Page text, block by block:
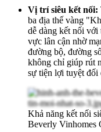
Vị trí siêu kết nối:
ba địa thế vàng
dễ dàng kết nối với
vực lân cận nhờ
đường bộ, đường
không chỉ giúp rút
sự tiện lợi tuyệt đối
Khả năng kết nối
Beverly Vinhomes